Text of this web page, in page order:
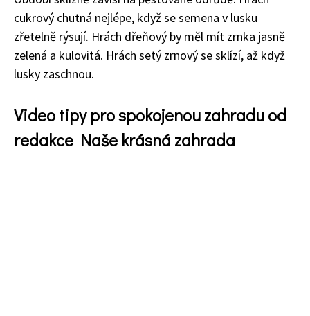
cukrový chutná nejlépe, když se semena v lusku
zřetelně rýsují. Hrách dřeňový by měl mít zrnka jasně
zelená a kulovitá. Hrách setý zrnový se sklízí, až když
lusky zaschnou.
Video tipy pro spokojenou zahradu od
redakce Naše krásná zahrada